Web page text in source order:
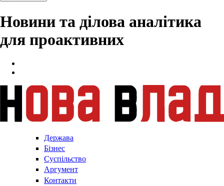
Новини та ділова аналітика
для проактивних
Держава
Бізнес
Суспільство
Аргумент
Контакти